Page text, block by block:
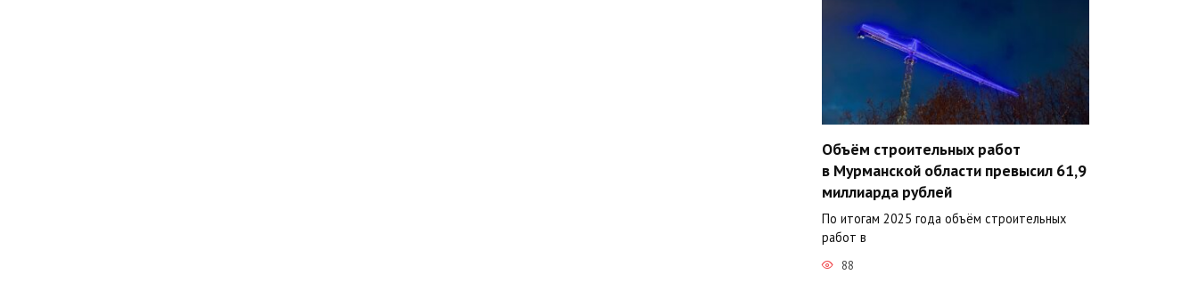
Объём строительных работ
в Мурманской области превысил 61,9
миллиарда рублей
По итогам 2025 года объём строительных
работ в
88